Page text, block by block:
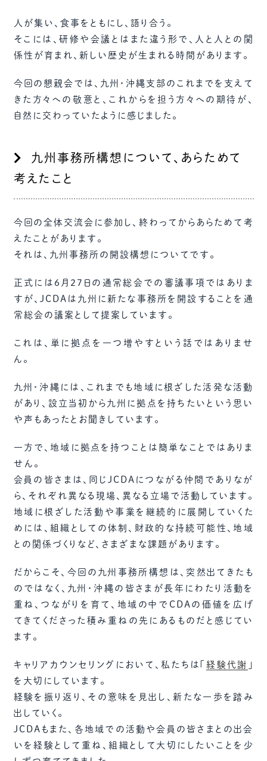
人が集い、食事をともにし、語り合う。
そこには、研修や会議とはまた違う形で、人と人との関
係性が育まれ、新しい歴史が生まれる時間があります。
今回の懇親会では、九州・沖縄支部のこれまでを支えて
きた方々への敬意と、これからを担う方々への期待が、
自然に交わっていたように感じました。
九州事務所構想について、あらためて
考えたこと
今回の全体交流会に参加し、終わってからあらためて考
えたことがあります。
それは、九州事務所の開設構想についてです。
正式には6月27日の通常総会での審議事項ではありま
すが、JCDAは九州に新たな事務所を開設することを通
常総会の議案として提案しています。
これは、単に拠点を一つ増やすという話ではありませ
ん。
九州・沖縄には、これまでも地域に根ざした活発な活動
があり、設立当初から九州に拠点を持ちたいという思い
や声もあったとお聞きしています。
一方で、地域に拠点を持つことは簡単なことではありま
せん。
会員の皆さまは、同じJCDAにつながる仲間でありなが
ら、それぞれ異なる現場、異なる立場で活動しています。
地域に根ざした活動や事業を継続的に展開していくた
めには、組織としての体制、財政的な持続可能性、地域
との関係づくりなど、さまざまな課題があります。
だからこそ、今回の九州事務所構想は、突然出てきたも
のではなく、九州・沖縄の皆さまが長年にわたり活動を
重ね、つながりを育て、地域の中でCDAの価値を広げ
てきてくださった積み重ねの先にあるものだと感じてい
ます。
キャリアカウンセリングにおいて、私たちは「経験代謝 」
を大切にしています。
経験を振り返り、その意味を見出し、新たな一歩を踏み
出していく。
JCDAもまた、各地域での活動や会員の皆さまとの出会
いを経験として重ね、組織として大切にしたいことを少